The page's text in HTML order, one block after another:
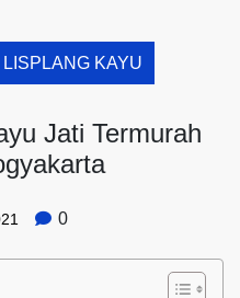
LISPLANG KAYU
Jati Termurah
0